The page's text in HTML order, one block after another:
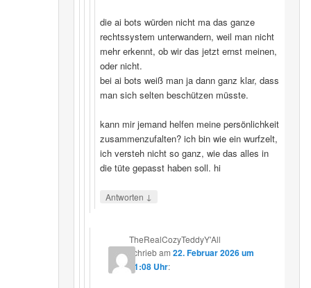
die ai bots würden nicht ma das ganze
rechtssystem unterwandern, weil man nicht
mehr erkennt, ob wir das jetzt ernst meinen,
oder nicht.
bei ai bots weiß man ja dann ganz klar, dass
man sich selten beschützen müsste.
kann mir jemand helfen meine persönlichkeit
zusammenzufalten? ich bin wie ein wurfzelt,
ich versteh nicht so ganz, wie das alles in
die tüte gepasst haben soll. hi
Antworten ↓
TheRealCozyTeddyY'All
schriebam22. Februar 2026 um
21:08 Uhr: